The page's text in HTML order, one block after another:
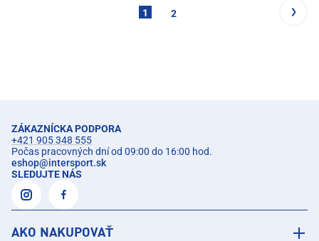
1 2
ZÁKAZNÍCKA PODPORA
+421 905 348 555
Počas pracovných dní od 09:00 do 16:00 hod.
eshop@intersport.sk
SLEDUJTE NÁS
AKO NAKUPOVAŤ